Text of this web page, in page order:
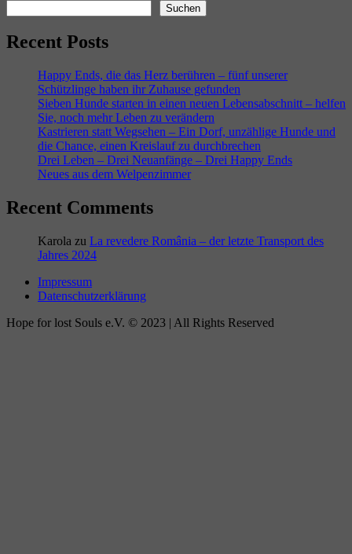
Suchen
Recent Posts
Happy Ends, die das Herz berühren – fünf unserer
Schützlinge haben ihr Zuhause gefunden
Sieben Hunde starten in einen neuen Lebensabschnitt – helfen
Sie, noch mehr Leben zu verändern
Kastrieren statt Wegsehen – Ein Dorf, unzählige Hunde und
die Chance, einen Kreislauf zu durchbrechen
Drei Leben – Drei Neuanfänge – Drei Happy Ends
Neues aus dem Welpenzimmer
Recent Comments
Karola zu La revedere România – der letzte Transport des
Jahres 2024
Impressum
Datenschutzerklärung
Hope for lost Souls e.V. © 2023 | All Rights Reserved